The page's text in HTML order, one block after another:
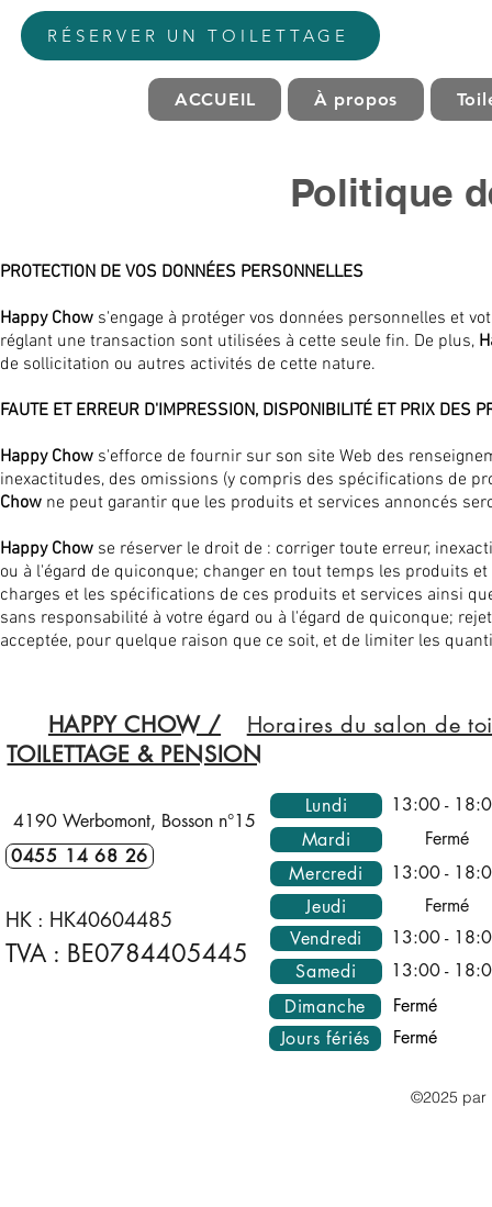
RÉSERVER UN TOILETTAGE
ACCUEIL À propos
Politique
PROTECTION DE VOS DONNÉES PERSONNELLES
Happy Chow s'engage à protéger vos données personnelles et
réglant une transaction sont utilisées à cette seule fin. De plus,
de sollicitation ou autres activités de cette nature.
FAUTE ET ERREUR D'IMPRESSION, DISPONIBILITÉ ET PRIX DES
Happy Chow s'efforce de fournir sur son site Web des
inexactitudes, des omissions (y compris des spécifications de
Chow ne peut garantir que les produits et services annoncés
Happy Chow se réserver le droit de : corriger toute erreur,
ou à l'égard de quiconque; changer en tout temps les produits
charges et les spécifications de ces produits et services ainsi
sans responsabilité à votre égard ou à l'égard de quiconque;
acceptée, pour quelque raison que ce soit, et de limiter les
HAPPY CHOW /
TOILETTAGE & PENSION
4190 Werbomont, Bosson n°15
0455 14 68 26
HK : HK40604485
TVA : BE0784405445
Horaires du salon de
Lundi
13:00 -
Mardi
Fermé
Mercredi
13:00 -
Jeudi
Fermé
Vendredi
13:00 -
Samedi
13:00 -
Dimanche
Jours fériés
Fermé
Fermé
©2025 par